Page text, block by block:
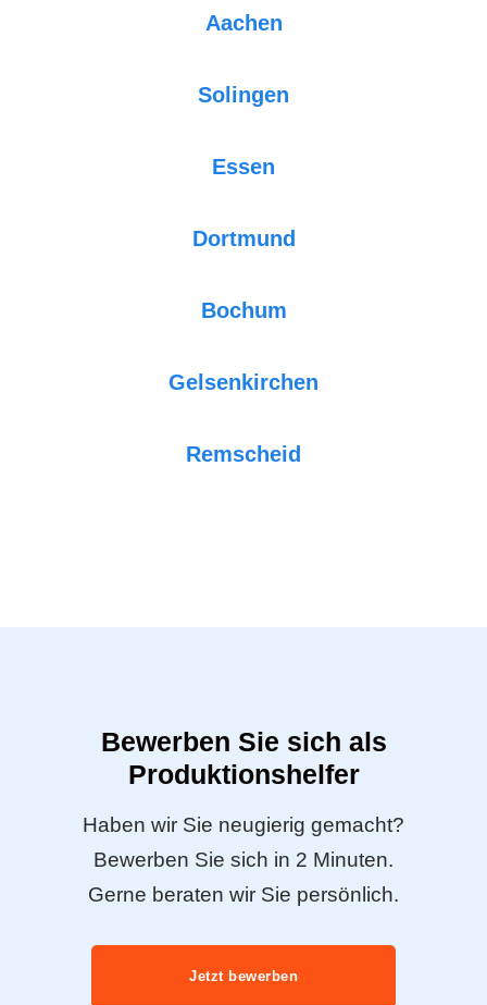
Aachen
Solingen
Essen
Dortmund
Bochum
Gelsenkirchen
Remscheid
Bewerben Sie sich als
Produktionshelfer
Haben wir Sie neugierig gemacht?
Bewerben Sie sich in 2 Minuten.
Gerne beraten wir Sie persönlich.
Jetzt bewerben